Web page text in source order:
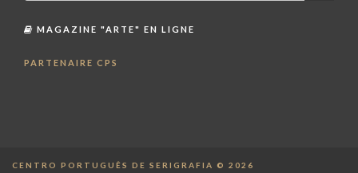
MAGAZINE "ARTE" EN LIGNE
PARTENAIRE CPS
CENTRO PORTUGUÊS DE SERIGRAFIA © 2026